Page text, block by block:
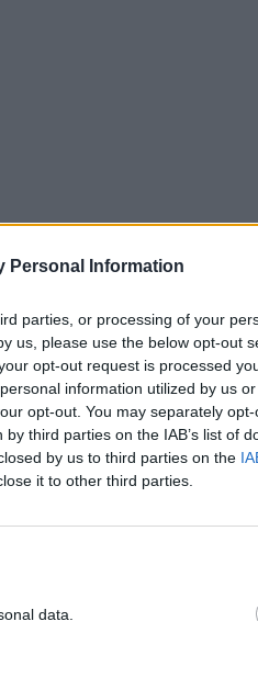
Personal Information
parties, or processing of your
us, please use the below opt-out
opt-out request is processed
information utilized by us
opt-out. You may separately
third parties on the IAB’s list of
by us to third parties on the
it to other third parties.
data.